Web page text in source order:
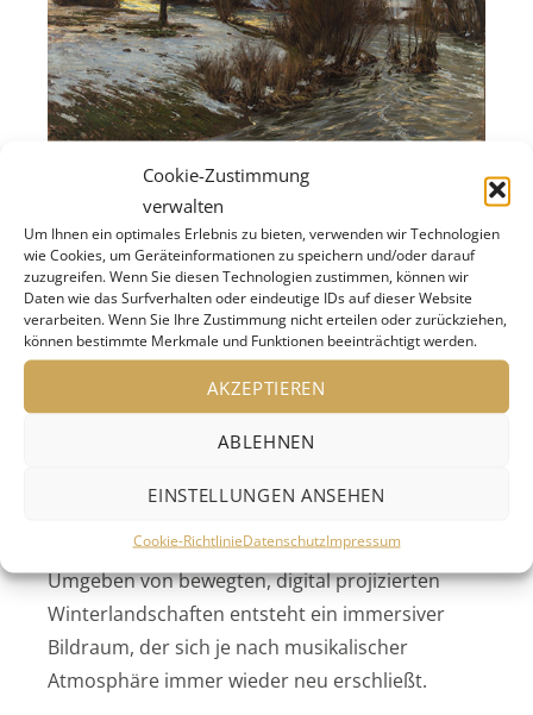
Cookie-Zustimmung
verwalten
Um Ihnen ein optimales Erlebnis zu bieten, verwenden wir Technologien
wie Cookies, um Geräteinformationen zu speichern und/oder darauf
zuzugreifen. Wenn Sie diesen Technologien zustimmen, können wir
Daten wie das Surfverhalten oder eindeutige IDs auf dieser Website
verarbeiten. Wenn Sie Ihre Zustimmung nicht erteilen oder zurückziehen,
können bestimmte Merkmale und Funktionen beeinträchtigt werden.
AKZEPTIEREN
ABLEHNEN
EINSTELLUNGEN ANSEHEN
Cookie-RichtlinieDatenschutzImpressum
Fritz von Wille, Verschneite Landschaft an der Urft, 1906, Öl
auf Leinwand, 110,8 x 150,5 cm © Dr. Axe-Stiftung, Bonn, Foto:
Barbara Frommann
Verschneite Klanglandschaften….Ein
immersiver Raum in der Wessenberg-Galerie
bereichert die Ausstellung: In Kooperation mit
der Bodensee Philharmonie ist eine Installation
entstanden, die sowohl visuell als auch akustisch
die winterliche Atmosphäre intensiviert.
eingespielt – von klassisch bis experimentell.
Umgeben von bewegten, digital projizierten
Winterlandschaften entsteht ein immersiver
Bildraum, der sich je nach musikalischer
Atmosphäre immer wieder neu erschließt.